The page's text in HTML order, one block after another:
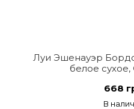
Луи Эшенауэр
белое
668
В